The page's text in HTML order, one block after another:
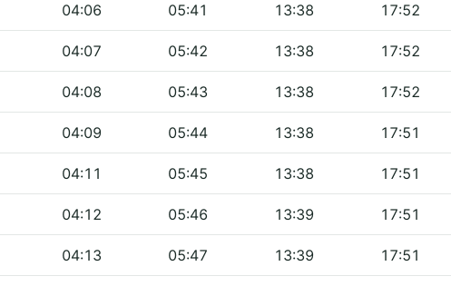
04:06 05:41 13:38 17:52
04:07 05:42 13:38 17:52
04:08 05:43 13:38 17:52
04:09 05:44 13:38 17:51
04:11 05:45 13:38 17:51
04:12 05:46 13:39 17:51
04:13 05:47 13:39 17:51